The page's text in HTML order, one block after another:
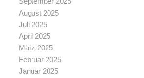
August 2025
Juli 2025
April 2025
März 2025
Februar 2025
Januar 2025